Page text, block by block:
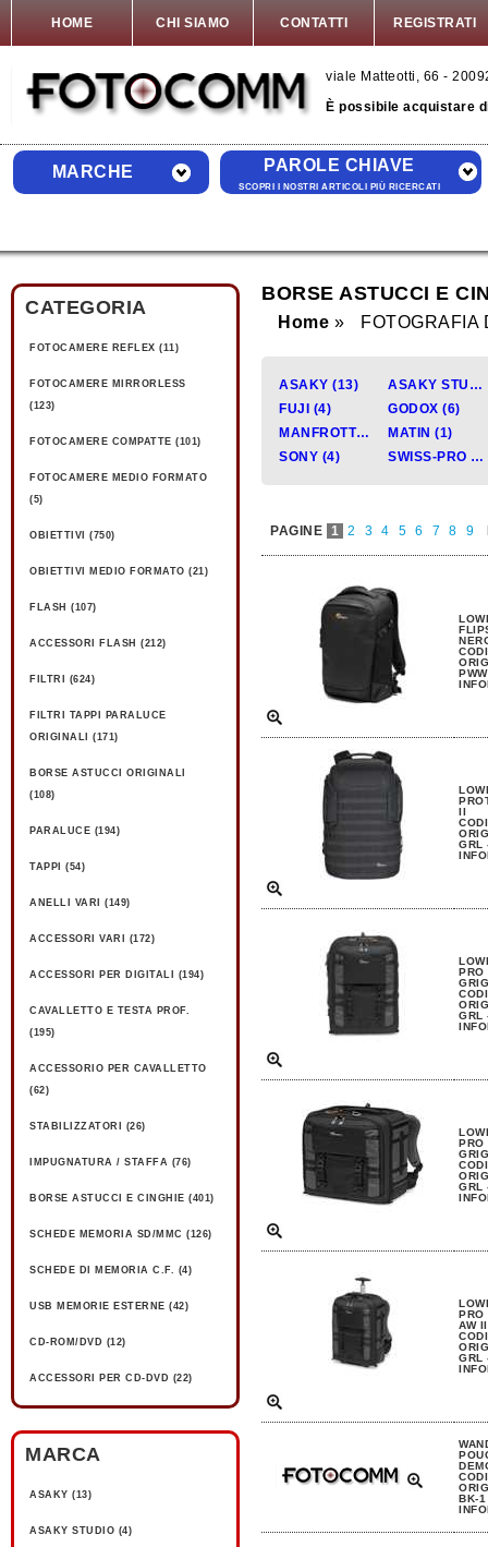
HOME CHI SIAMO CONTATTI REGISTRATI
viale Matteotti, 66 -
È possibile acquistare
MARCHE PAROLE CHIAVE
SCOPRI I NOSTRI ARTICOLI PIÙ RICERCATI
CATEGORIA
FOTOCAMERE REFLEX (11)
FOTOCAMERE MIRRORLESS
(123)
FOTOCAMERE COMPATTE (101)
FOTOCAMERE MEDIO FORMATO
(5)
OBIETTIVI (750)
OBIETTIVI MEDIO FORMATO (21)
FLASH (107)
ACCESSORI FLASH (212)
FILTRI (624)
FILTRI TAPPI PARALUCE
ORIGINALI (171)
BORSE ASTUCCI ORIGINALI
(108)
PARALUCE (194)
TAPPI (54)
ANELLI VARI (149)
ACCESSORI VARI (172)
ACCESSORI PER DIGITALI (194)
CAVALLETTO E TESTA PROF.
(195)
ACCESSORIO PER CAVALLETTO
(62)
STABILIZZATORI (26)
IMPUGNATURA / STAFFA (76)
BORSE ASTUCCI E CINGHIE (401)
SCHEDE MEMORIA SD/MMC (126)
SCHEDE DI MEMORIA C.F. (4)
USB MEMORIE ESTERNE (42)
CD-ROM/DVD (12)
ACCESSORI PER CD-DVD (22)
MARCA
ASAKY (13)
ASAKY STUDIO (4)
BORSE ASTUCCI E
Home FOTOGRAFIA
ASAKY (13)
ASAKY STUDIO (4)
FUJI (4)
GODOX (6)
MANFROTTO (28)
MATIN (1)
SONY (4)
SWISS-PRO (4)
PAGINE 1 2 3 4 5 6 7 8 9
II
GRL
PRO
GRL
PRO
GRL
PRO
AW
GRL
BK-1